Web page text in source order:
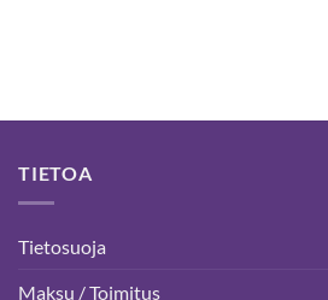
TIETOA
Tietosuoja
Maksu / Toimitus